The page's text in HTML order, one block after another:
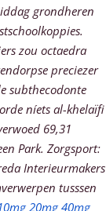
grondheren
zou octaedra
preciezer
subthecodonte
níets al-khelaïfi
69,31
Park. Zorgsport:
Interieurmakers
tusssen
20mg 40mg